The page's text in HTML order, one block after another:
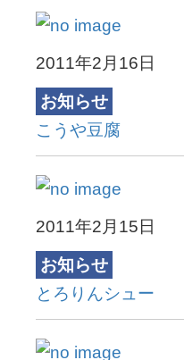
2011年2月16日
お知らせ
こうや豆腐
2011年2月15日
お知らせ
とろりんシュー